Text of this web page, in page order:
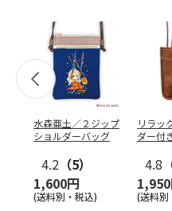
水森亜土／２ジップ
ショルダーバッグ
4.2 （5）
1,600円
(送料別・税込)
リラッ
ダー付
4.8
(送料別